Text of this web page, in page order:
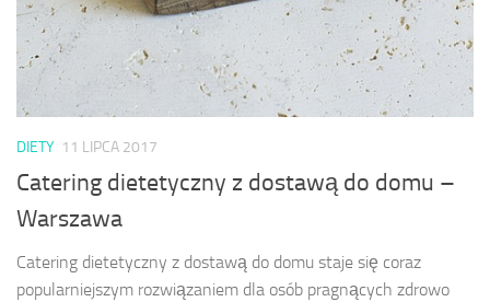
DIETY 11 LIPCA 2017
Catering dietetyczny z dostawą do domu –
Warszawa
Catering dietetyczny z dostawą do domu staje się coraz
popularniejszym rozwiązaniem dla osób pragnących zdrowo